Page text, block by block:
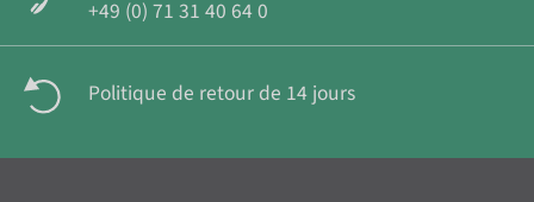
+49 (0) 71 31 40 64 0
Politique de retour de 14 jours